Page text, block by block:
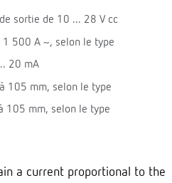
sortie de 10 ... 28 V cc
500 A ~, selon le type
20 mA
105 mm, selon le type
105 mm, selon le type
a current proportional to the